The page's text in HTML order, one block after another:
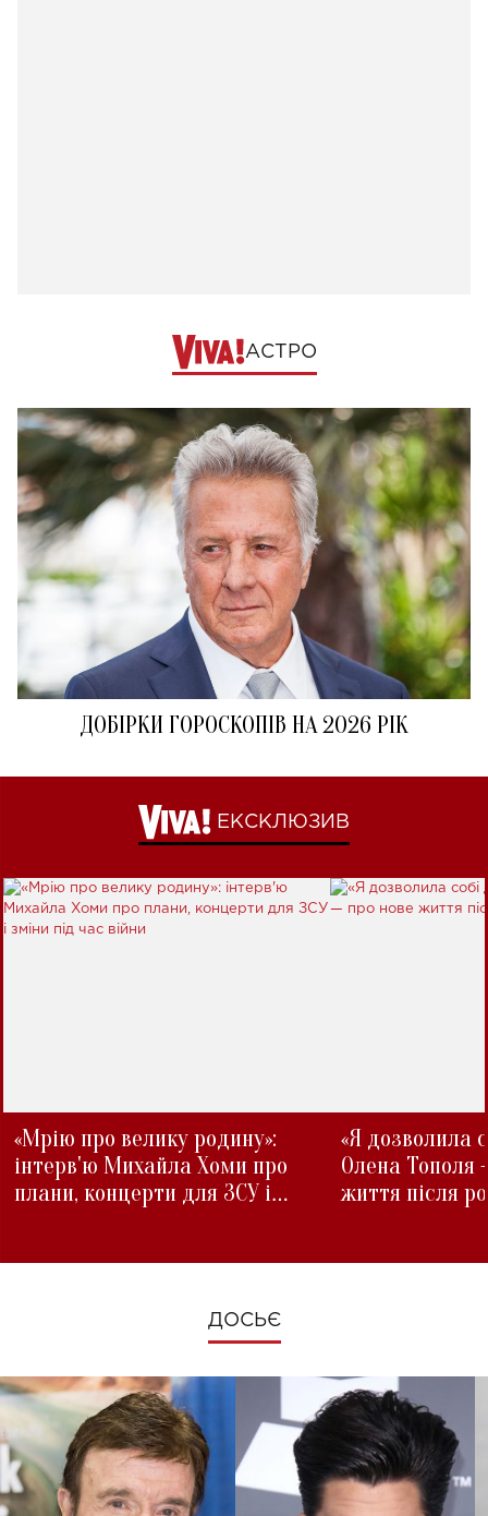
АСТРО
ДОБІРКИ ГОРОСКОПІВ НА 2026 РІК
ЕКСКЛЮЗИВ
«Мрію про велику родину»:
інтерв'ю Михайла Хоми про
плани, концерти для ЗСУ і
«Я дозволила
Олена Тополя
життя після
ДОСЬЄ